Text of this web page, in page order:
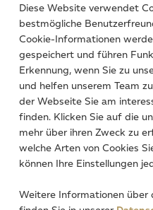
Ich stimme zu, dass
zum Zweck der
verarbeitet werden.
8 6 = ?*
Diese Website verwendet
bestmögliche
Cookie-Informationen
gespeichert und führen
Erkennung, wenn Sie zu
und helfen unserem Team
der Webseite Sie am
finden. Klicken Sie auf die
mehr über ihren Zweck zu
welche Arten von Cookies
können Ihre Einstellungen
Weitere Informationen über